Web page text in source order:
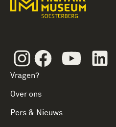
InstagramFacebookYoutube
Vragen?
Over ons
Pers & Nieuws